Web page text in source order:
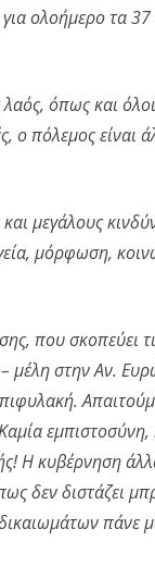
ολοήμερο τα
λαός, όπως και
ο πόλεμος είναι
μεγάλους
μόρφωση,
που σκοπεύει
– μέλη στην Αν.
Η κυβέρνηση
δεν διστάζει
πάνε